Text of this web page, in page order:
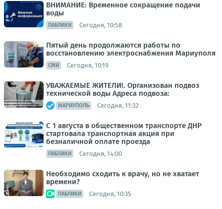
ВНИМАНИЕ: Временное сокращение подачи
воды
ПАБЛИКИ Сегодня, 10:58
Пятый день продолжаются работы по
восстановлению электроснабжения Мариуполя
СМИ Сегодня, 10:19
УВАЖАЕМЫЕ ЖИТЕЛИ!. Организован подвоз
технической воды Адреса подвоза:
МАРИУПОЛЬ Сегодня, 11:32
С 1 августа в общественном транспорте ДНР
стартовала транспортная акция при
безналичной оплате проезда
ПАБЛИКИ Сегодня, 14:00
Необходимо сходить к врачу, но не хватает
времени?
ПАБЛИКИ Сегодня, 10:35